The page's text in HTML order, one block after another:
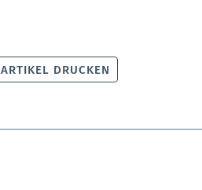
ARTIKEL DRUCKEN